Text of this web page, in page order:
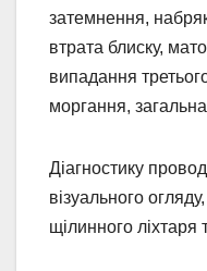
затемнення,
втрата блиску,
випадання
моргання,
Діагностику
візуального
щілинного ліхтаря